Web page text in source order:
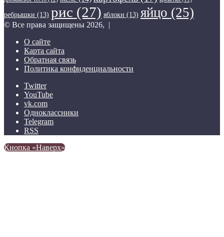
ребрышки (13) рис (27) яблоки (13) яйцо (25)
© Все права защищены 2026, |
О сайте
Карта сайта
Обратная связь
Политика конфиденциальности
Twitter
YouTube
vk.com
Одноклассники
Telegram
RSS
Кнопка «Наверх»